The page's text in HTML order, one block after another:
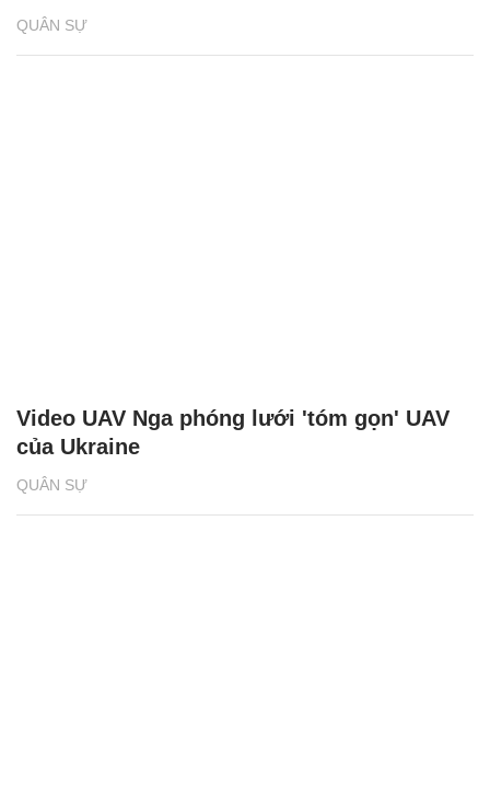
QUÂN SỰ
QUÂN SỰ
Video UAV Nga phóng lưới 'tóm gọn' UAV
của Ukraine